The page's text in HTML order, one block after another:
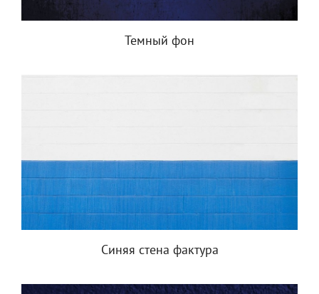
Темный фон
Синяя стена фактура